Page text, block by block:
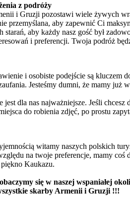
z podróży
i Gruzji pozostawi wiele żywych
przemyślana, aby zapewnić Ci
starań, aby każdy nasz gość był
i preferencji. Twoja podróż
i osobiste podejście są kluczem
Jesteśmy dumni, że mamy
jest dla nas najważniejsze. Jeśli
do robienia zdjęć, po prostu
witamy naszych polskich
na twoje preferencje, mamy
Kaukazu.
się w naszej wspaniałej
skarby Armenii i Gruzji !!!